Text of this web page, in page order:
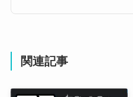
関連記事